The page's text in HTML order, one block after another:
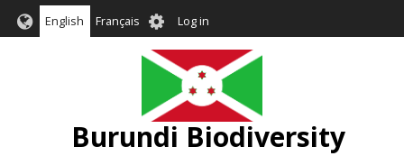
English Français User
account
menu
Log in
Burundi Biodiversity